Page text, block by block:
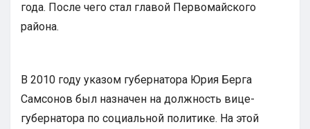
года. После чего стал главой Первомайского
района.
В 2010 году указом губернатора Юрия Берга
Самсонов был назначен на должность вице-
губернатора по социальной политике. На этой